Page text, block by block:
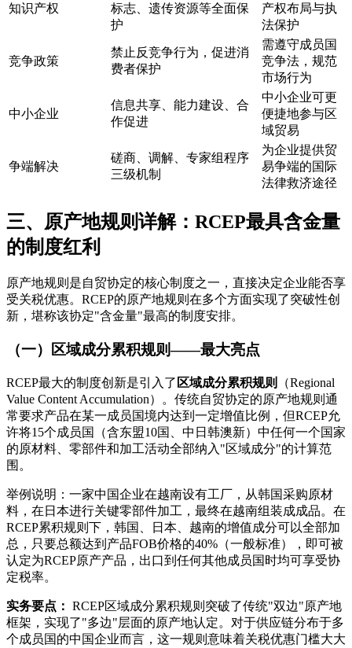
知识产权
标志、遗传资源等全面保
护
产权布局与执
法保护
竞争政策
禁止反竞争行为，促进消
费者保护
需遵守成员国
竞争法，规范
市场行为
中小企业
信息共享、能力建设、合
作促进
中小企业可更
便捷地参与区
域贸易
争端解决
磋商、调解、专家组程序
三级机制
为企业提供贸
易争端的国际
法律救济途径
三、原产地规则详解：RCEP最具含金量
的制度红利
原产地规则是自贸协定的核心制度之一，直接决定企业能否享
受关税优惠。RCEP的原产地规则在多个方面实现了突破性创
新，堪称该协定"含金量"最高的制度安排。
（一）区域成分累积规则——最大亮点
RCEP最大的制度创新是引入了 区域成分累积规则
（Regional
Value Content Accumulation）。传统自贸协定的原产地规则通
常要求产品在某一成员国境内达到一定增值比例，但RCEP允
许将15个成员国（含东盟10国、中日韩澳新）中任何一个国家
的原材料、零部件和加工活动全部纳入"区域成分"的计算范
围。
举例说明：一家中国企业在越南设有工厂，从韩国采购原材
料，在日本进行关键零部件加工，最终在越南组装成成品。在
RCEP累积规则下，韩国、日本、越南的增值成分可以全部加
总，只要总额达到产品FOB价格的40%（一般标准），即可被
认定为RCEP原产产品，出口到任何其他成员国时均可享受协
定税率。
实务要点： RCEP区域成分累积规则突破了传统"双边"原产地
框架，实现了"多边"层面的原产地认定。对于供应链分布于多
个成员国的中国企业而言，这一规则意味着关税优惠门槛大大